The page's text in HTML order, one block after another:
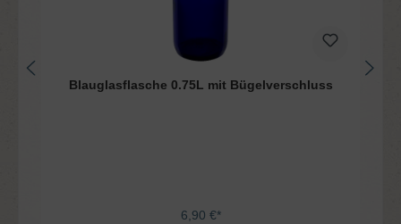
Blauglasflasche 0.75L mit Bügelverschluss
6,90 €*